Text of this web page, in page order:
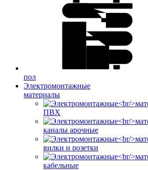
пол
Электромонтажные
материалы
ПВХ
каналы арочные
вилки и розетки
кабельные